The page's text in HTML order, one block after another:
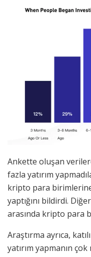
Ankette oluşan
fazla yatırım
kripto para birimlerine
yaptığını bildirdi.
arasında kripto para
Araştırma ayrıca,
yatırım yapmanın